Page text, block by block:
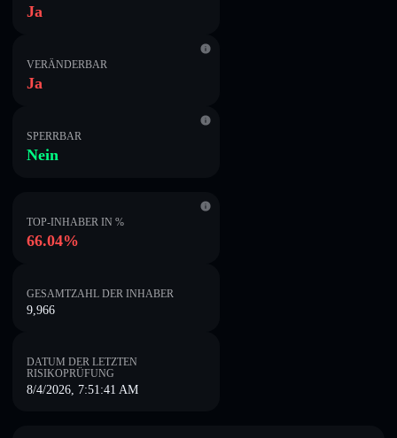
Ja
VERÄNDERBAR
Ja
SPERRBAR
Nein
TOP-INHABER IN %
66.04%
GESAMTZAHL DER INHABER
9,966
DATUM DER LETZTEN
RISIKOPRÜFUNG
8/4/2026, 7:51:41 AM